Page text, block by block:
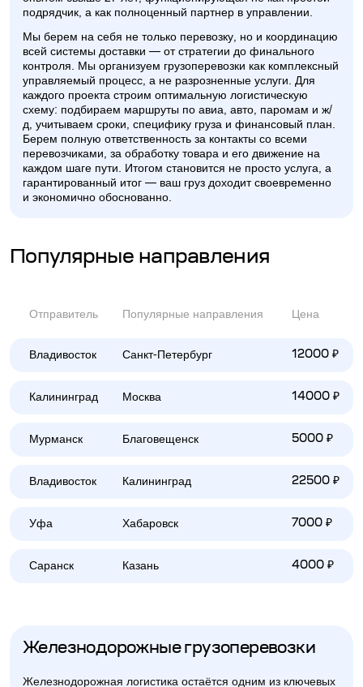
подрядчик, а как полноценный партнер в управлении.
Мы берем на себя не только перевозку, но и координацию
всей системы доставки — от стратегии до финального
контроля. Мы организуем грузоперевозки как комплексный
управляемый процесс, а не разрозненные услуги. Для
каждого проекта строим оптимальную логистическую
схему: подбираем маршруты по авиа, авто, паромам и ж/
д, учитываем сроки, специфику груза и финансовый план.
Берем полную ответственность за контакты со всеми
перевозчиками, за обработку товара и его движение на
каждом шаге пути. Итогом становится не просто услуга, а
гарантированный итог — ваш груз доходит своевременно
и экономично обоснованно.
Популярные направления
Отправитель Популярные направления Цена
Владивосток Санкт-Петербург 12000 ₽
Калининград Москва 14000 ₽
Мурманск Благовещенск 5000 ₽
Владивосток Калининград 22500 ₽
Уфа Хабаровск 7000 ₽
Саранск Казань 4000 ₽
Железнодорожные грузоперевозки
Железнодорожная логистика остаётся одним из ключевых